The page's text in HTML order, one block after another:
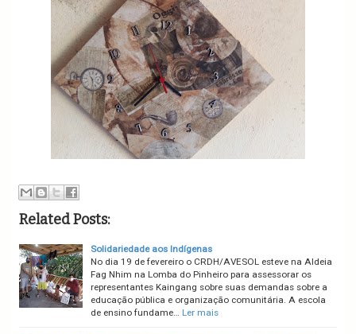
Related Posts:
Solidariedade aos Indígenas
No dia 19 de fevereiro o CRDH/AVESOL esteve na Aldeia
Fag Nhim na Lomba do Pinheiro para assessorar os
representantes Kaingang sobre suas demandas sobre a
educação pública e organização comunitária. A escola
de ensino fundame… Ler mais